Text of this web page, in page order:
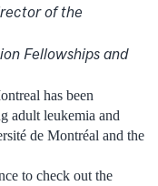
of the
Fellowships and
has been
adult leukemia and
de Montréal and the
to check out the